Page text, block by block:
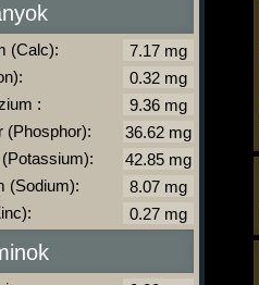
(Calc):
:
(Phosphor):
(Sodium):